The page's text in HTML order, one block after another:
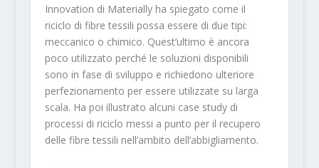
Innovation di Materially ha spiegato come il
riciclo di fibre tessili possa essere di due tipi:
meccanico o chimico. Quest’ultimo è ancora
poco utilizzato perché le soluzioni disponibili
sono in fase di sviluppo e richiedono ulteriore
perfezionamento per essere utilizzate su larga
scala. Ha poi illustrato alcuni case study di
processi di riciclo messi a punto per il recupero
delle fibre tessili nell’ambito dell’abbigliamento.